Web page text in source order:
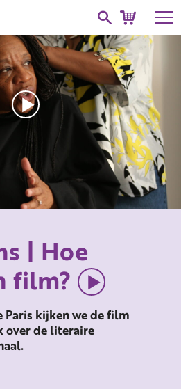
| Hoe
film?
Paris kijken we de film
over de literaire